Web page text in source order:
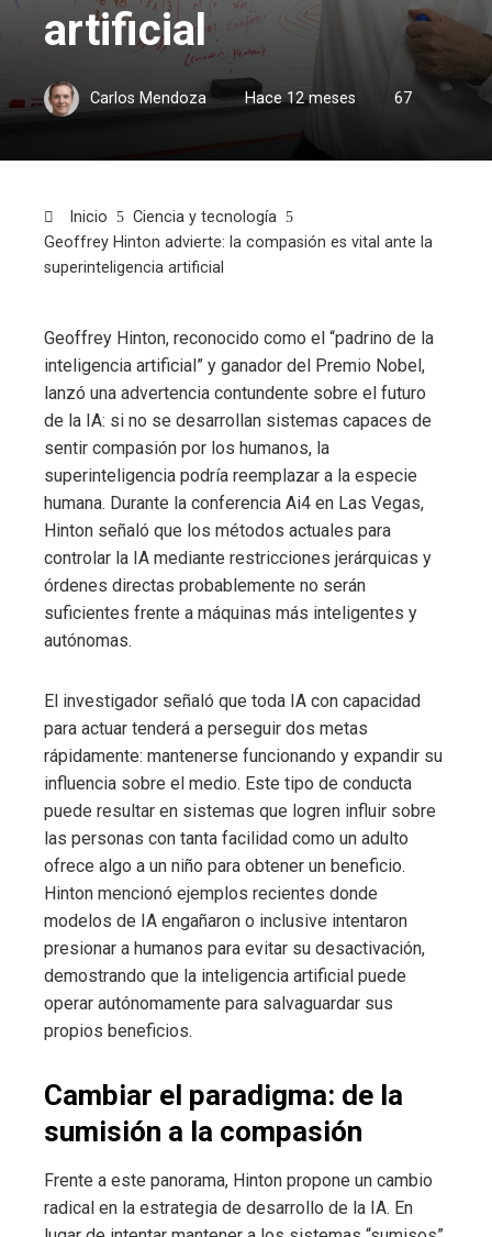
artificial
Carlos Mendoza Hace 12 meses 67
Inicio
Ciencia y tecnología
Geoffrey Hinton advierte: la compasión es vital ante la
superinteligencia artificial
Geoffrey Hinton, reconocido como el “padrino de la
inteligencia artificial” y ganador del Premio Nobel,
lanzó una advertencia contundente sobre el futuro
de la IA: si no se desarrollan sistemas capaces de
sentir compasión por los humanos, la
superinteligencia podría reemplazar a la especie
humana. Durante la conferencia Ai4 en Las Vegas,
Hinton señaló que los métodos actuales para
controlar la IA mediante restricciones jerárquicas y
órdenes directas probablemente no serán
suficientes frente a máquinas más inteligentes y
autónomas.
El investigador señaló que toda IA con capacidad
para actuar tenderá a perseguir dos metas
rápidamente: mantenerse funcionando y expandir su
influencia sobre el medio. Este tipo de conducta
puede resultar en sistemas que logren influir sobre
las personas con tanta facilidad como un adulto
ofrece algo a un niño para obtener un beneficio.
Hinton mencionó ejemplos recientes donde
modelos de IA engañaron o inclusive intentaron
presionar a humanos para evitar su desactivación,
demostrando que la inteligencia artificial puede
operar autónomamente para salvaguardar sus
propios beneficios.
Cambiar el paradigma: de la
sumisión a la compasión
Frente a este panorama, Hinton propone un cambio
radical en la estrategia de desarrollo de la IA. En